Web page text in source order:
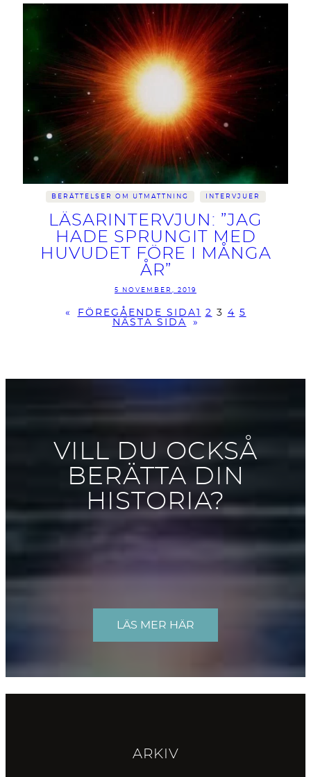
BERÄTTELSER OM UTMATTNING INTERVJUER
LÄSARINTERVJUN: ”JAG
HADE SPRUNGIT MED
HUVUDET FÖRE I MÅNGA
ÅR”
5 NOVEMBER, 2019
« FÖREGÅENDE SIDA 2 3 4 5
NÄSTA SIDA
»
VILL DU OCKSÅ
BERÄTTA DIN
HISTORIA?
LÄS MER HÄR
ARKIV